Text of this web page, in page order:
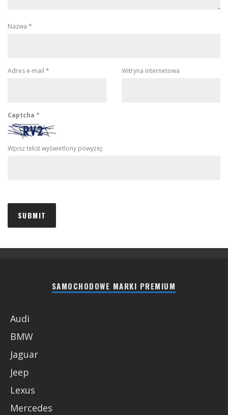
Nazwa *
Adres e-mail * Witryna internetowa
Captcha *
Wpisz tekst wyświetlony powyżej:
SAMOCHODOWE MARKI PREMIUM
Audi
BMW
Jaguar
Jeep
Lexus
Mercedes